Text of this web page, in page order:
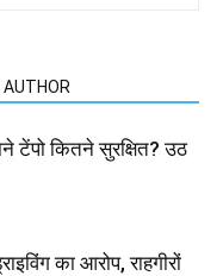
AUTHOR
टेंपो कितने सुरक्षित? उठ
का आरोप, राहगीरों